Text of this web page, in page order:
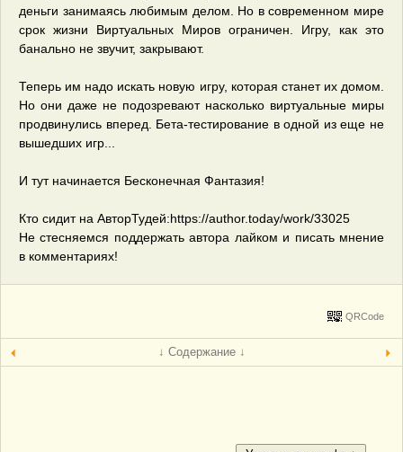
деньги занимаясь любимым делом. Но в современном мире
срок жизни Виртуальных Миров ограничен. Игру, как это
банально не звучит, закрывают.
Теперь им надо искать новую игру, которая станет их домом.
Но они даже не подозревают насколько виртуальные миры
продвинулись вперед. Бета-тестирование в одной из еще не
вышедших игр...
И тут начинается Бесконечная Фантазия!
Кто сидит на АвторТудей:https://author.today/work/33025
Не стесняемся поддержать автора лайком и писать мнение
в комментариях!
QRCode
↓ Содержание ↓